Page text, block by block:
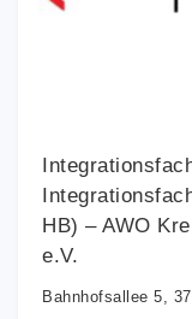
HB) – AWO
e.V.
Bahnhofsallee 5,